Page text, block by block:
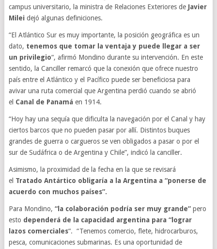
campus universitario, la ministra de Relaciones Exteriores de Javier
Milei dejó algunas definiciones.
“El Atlántico Sur es muy importante, la posición geográfica es un
dato, tenemos que tomar la ventaja y puede llegar a ser
un privilegio“, afirmó Mondino durante su intervención. En este
sentido, la Canciller remarcó que la conexión que ofrece nuestro
país entre el Atlántico y el Pacífico puede ser beneficiosa para
avivar una ruta comercial que Argentina perdió cuando se abrió
el Canal de Panamá en 1914.
“Hoy hay una sequía que dificulta la navegación por el Canal y hay
ciertos barcos que no pueden pasar por allí. Distintos buques
grandes de guerra o cargueros se ven obligados a pasar o por el
sur de Sudáfrica o de Argentina y Chile”, indicó la canciller.
Asimismo, la proximidad de la fecha en la que se revisará
el Tratado Antártico obligaría a la Argentina a “ponerse de
acuerdo con muchos países”.
Para Mondino, “la colaboración podría ser muy grande”pero
esto dependerá de la capacidad argentina para “lograr
lazos comerciales“. “Tenemos comercio, flete, hidrocarburos,
pesca, comunicaciones submarinas. Es una oportunidad de